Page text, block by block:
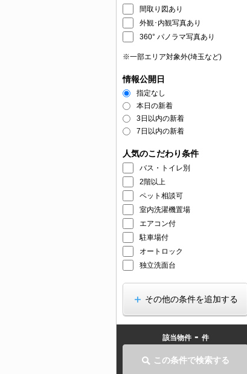
間取り図あり
外観･内観写真あり
360° パノラマ写真あり
※一部エリア対象外(埼玉など)
情報公開日
指定なし
本日の新着
3日以内の新着
7日以内の新着
人気のこだわり条件
バス・トイレ別
2階以上
ペット相談可
室内洗濯機置場
エアコン付
駐車場付
オートロック
独立洗面台
その他の条件を追加する
該当物件 - 件
この条件で検索する